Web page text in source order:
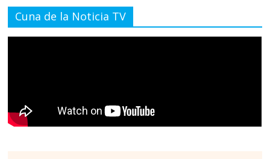
Cuna de la Noticia TV